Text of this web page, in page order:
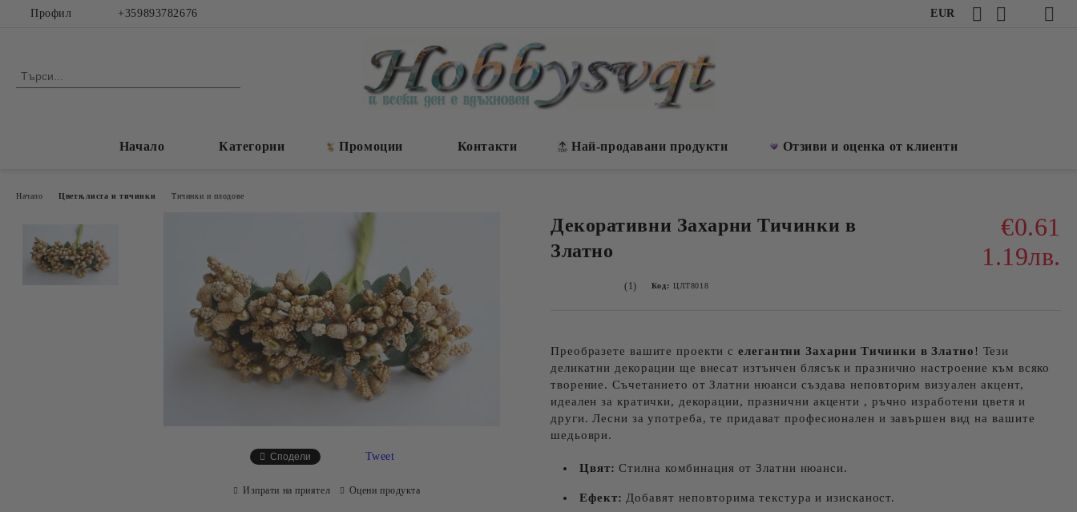
Профил +359893782676 EUR
Начало Категории Промоции Контакти Най-продавани продукти Отзиви и оценка от клиенти
Начало Цветя,листа и тичинки Тичинки и плодове
Декоративни Захарни Тичинки в
Златно
€0.61
1.19лв.
(1) Код: ЦЛТ8018
Преобразете вашите проекти селегантни Захарни Тичинки в Златно! Тези
деликатни декорации ще внесат изтънчен блясък и празнично настроение към всяко
творение. Съчетанието от Златни нюанси създава неповторим визуален акцент,
идеален за кратички, декорации, празнични акценти , ръчно изработени цветя и
други. Лесни за употреба, те придават професионален и завършен вид на вашите
шедьоври.
Цвят: Стилна комбинация от Златни нюанси.
Ефект: Добавят неповторима текстура и изисканост.
Сподели Tweet
Изпрати на приятел Оцени продукта